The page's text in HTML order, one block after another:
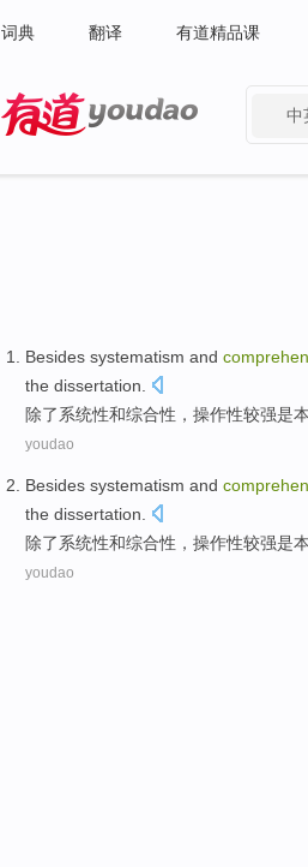
词典 翻译 有道精品课
中
Besides systematism and
the dissertation
除了系统性和综合性 ，操作性较强是
youdao
Besides systematism and
the dissertation
除了系统性和综合性 ，操作性较强是
youdao